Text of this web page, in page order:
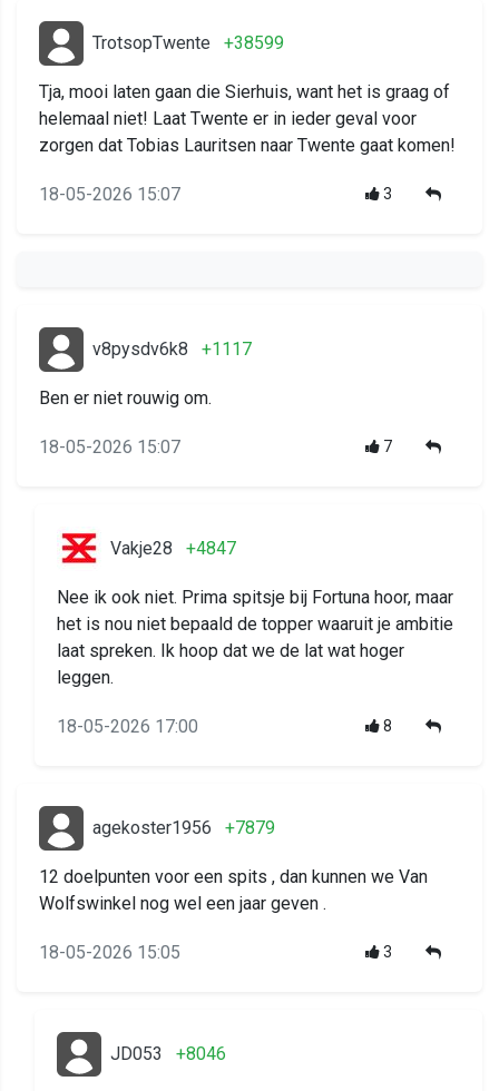
TrotsopTwente +38599
Tja, mooi laten gaan die Sierhuis, want het is graag of
helemaal niet! Laat Twente er in ieder geval voor
zorgen dat Tobias Lauritsen naar Twente gaat komen!
18-05-2026 15:07 3
v8pysdv6k8 +1117
Ben er niet rouwig om.
18-05-2026 15:07 7
Vakje28 +4847
Nee ik ook niet. Prima spitsje bij Fortuna hoor, maar
het is nou niet bepaald de topper waaruit je ambitie
laat spreken. Ik hoop dat we de lat wat hoger
leggen.
18-05-2026 17:00 8
agekoster1956 +7879
12 doelpunten voor een spits , dan kunnen we Van
Wolfswinkel nog wel een jaar geven .
18-05-2026 15:05 3
JD053 +8046